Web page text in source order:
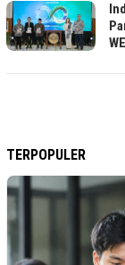
TERPOPULER